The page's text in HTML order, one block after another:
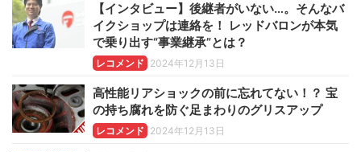
【インタビュー】後継者がいない…。そんなバ
イクショップは連絡を！ レッドバロンが本気
で乗り出す“事業継承”とは？
レコメンド 2024年12月13日
高性能リアショックの前に忘れてない！？ 宝
の持ち腐れを防ぐ足まわりのグリスアップ
レコメンド 2024年12月13日